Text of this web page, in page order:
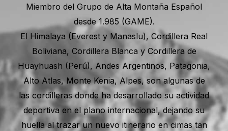
Miembro del Grupo de Alta Montaña Español
desde 1.985 (GAME).
El Himalaya (Everest y Manaslu), Cordillera Real
Boliviana, Cordillera Blanca y Cordillera de
Huayhuash (Perú), Andes Argentinos, Patagonia,
Alto Atlas, Monte Kenia, Alpes, son algunas de
las cordilleras donde ha desarrollado su actividad
deportiva en el plano internacional, dejando su
huella al trazar un nuevo itinerario en cimas tan